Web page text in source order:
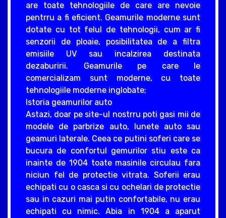
are toate tehnologiile de care are nevoie
pentrru a fi eficient. Geamurile moderne sunt
dotate cu tot felul de tehnologii, cum ar fi
senzorii de ploaie, posibilitatea de a filtra
emisiile UV sau incalzirea destinata
dezaburirii. Geamurile pe care le
comercializam sunt moderne, cu toate
tehnologiile moderne inglobate;
Istoria geamurilor auto
Astazi, doar pe site-ul nostrru poti gasi mii de
modele de parbrize auto, lunete auto sau
geamuri laterale. Ceea ce putini soferi care se
bucura de confortul gemurilor stiu este ca
inainte de 1904 toate masinile circulau fara
niciun fel de protectie vitrata. Soferii erau
echipati cu o casca si cu ochelari de protectie
sau in cazuri mai putin confortabile, nu erau
echipati cu nimic. Abia in 1904 a aparut